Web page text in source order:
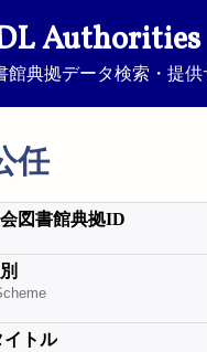
Authorities
館典拠データ検索・提供
任
図書館典拠ID
イトル